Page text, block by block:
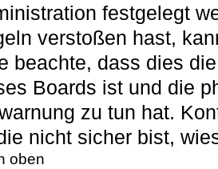
festgelegt
verstoßen hast,
beachte, dass dies
Boards ist und die
zu tun hat.
nicht sicher bist,
oben